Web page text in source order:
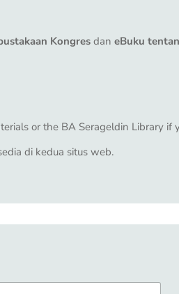
Kongresdan eBuku
or the BA Serageldin Library if
di kedua situs web.